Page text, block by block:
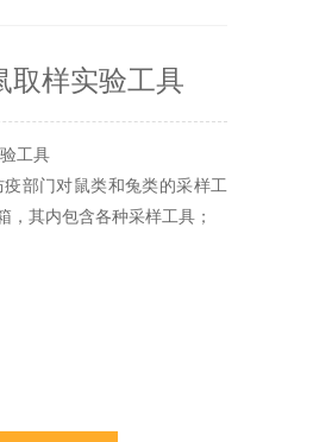
取样实验工具
工具
部门对鼠类和兔类的采样工
其内包含各种采样工具；